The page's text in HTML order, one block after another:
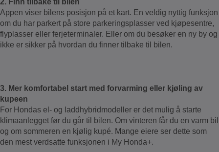
Appen viser bilens posisjon på et kart. En veldig nyttig funksjon
om du har parkert på store parkeringsplasser ved kjøpesentre,
flyplasser eller ferjeterminaler. Eller om du besøker en ny by og
ikke er sikker på hvordan du finner tilbake til bilen.
3. Mer komfortabel start med forvarming eller kjøling av
kupeen
For Hondas el- og laddhybridmodeller er det mulig å starte
klimaanlegget før du går til bilen. Om vinteren får du en varm bil
og om sommeren en kjølig kupé. Mange eiere ser dette som
den mest verdsatte funksjonen i My Honda+.